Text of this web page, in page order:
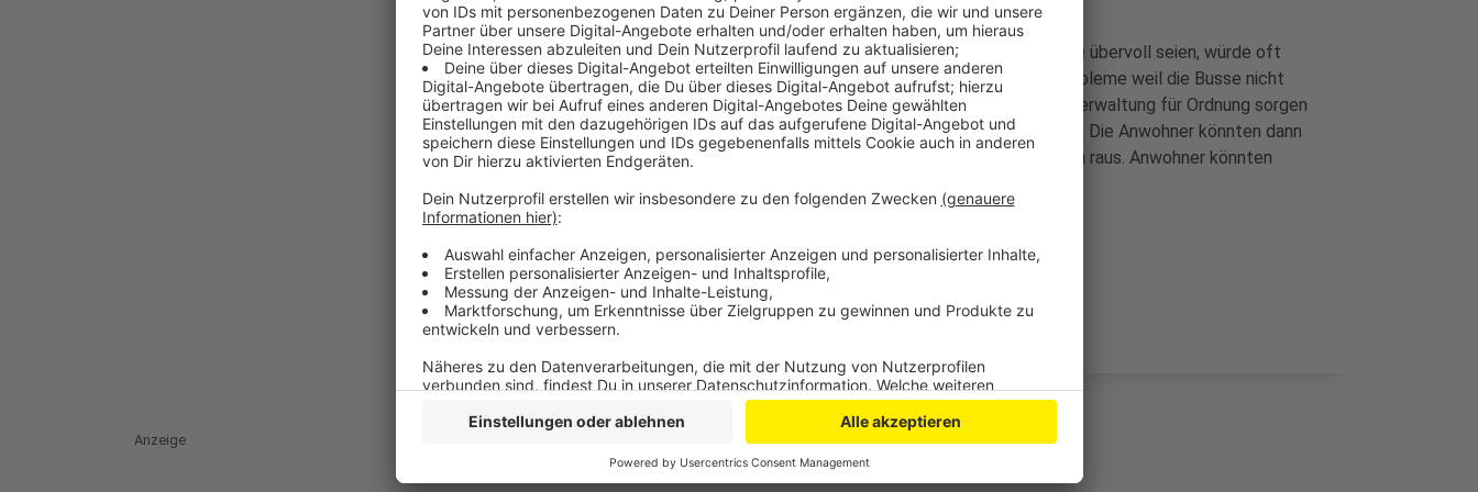
Diese sorgten für eine hohe Auslastung der Parkplätze, weil diese übervoll seien, würde oft
illegal geparkt. Das belaste dann die Anwohner und Sorge für Probleme weil die Busse nicht
mehr durchkommen. Mit einem neuen Parkraumkonzept will die Verwaltung für Ordnung sorgen
und die Parkplätze den entsprechenden Nutzergruppen zuordnen. Die Anwohner könnten dann
in Hausnähe parken, Langzeitparker fliegen aus den Wohngebieten raus. Anwohner könnten
Anzeige
Anzeige